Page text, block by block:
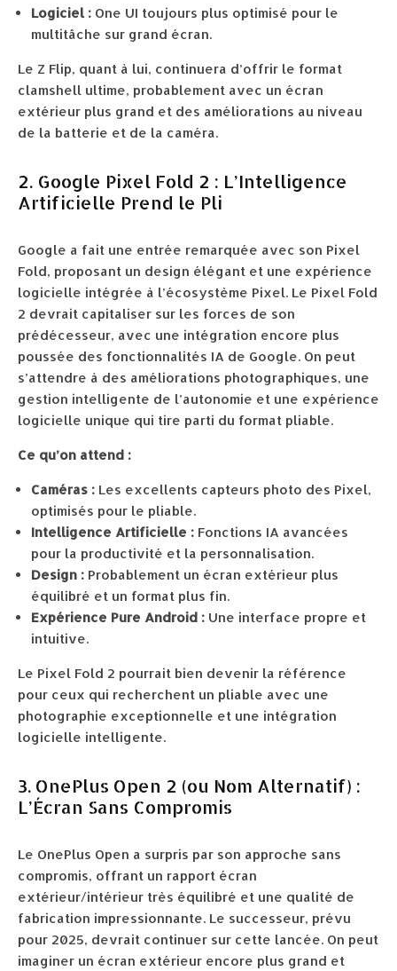
Logiciel : One UI toujours plus optimisé pour le
multitâche sur grand écran.
Le Z Flip, quant à lui, continuera d’offrir le format
clamshell ultime, probablement avec un écran
extérieur plus grand et des améliorations au niveau
de la batterie et de la caméra.
2. Google Pixel Fold 2 : L’Intelligence
Artificielle Prend le Pli
Google a fait une entrée remarquée avec son Pixel
Fold, proposant un design élégant et une expérience
logicielle intégrée à l’écosystème Pixel. Le Pixel Fold
2 devrait capitaliser sur les forces de son
prédécesseur, avec une intégration encore plus
poussée des fonctionnalités IA de Google. On peut
s’attendre à des améliorations photographiques, une
gestion intelligente de l’autonomie et une expérience
logicielle unique qui tire parti du format pliable.
Ce qu’on attend :
Caméras : Les excellents capteurs photo des Pixel,
optimisés pour le pliable.
Intelligence Artificielle : Fonctions IA avancées
pour la productivité et la personnalisation.
Design : Probablement un écran extérieur plus
équilibré et un format plus fin.
Expérience Pure Android : Une interface propre et
intuitive.
Le Pixel Fold 2 pourrait bien devenir la référence
pour ceux qui recherchent un pliable avec une
photographie exceptionnelle et une intégration
logicielle intelligente.
3. OnePlus Open 2 (ou Nom Alternatif) :
L’Écran Sans Compromis
Le OnePlus Open a surpris par son approche sans
compromis, offrant un rapport écran
extérieur/intérieur très équilibré et une qualité de
fabrication impressionnante. Le successeur, prévu
pour 2025, devrait continuer sur cette lancée. On peut
imaginer un écran extérieur encore plus grand et